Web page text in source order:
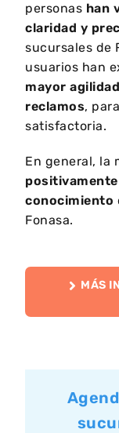
personas han
claridad y
sucursales de
usuarios han
mayor
reclamos,
satisfactoria.
En general, la
conocimiento
Fonasa.
MÁS